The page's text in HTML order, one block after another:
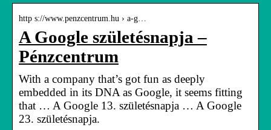
http s://www.penzcentrum.hu › a-g…
A Google születésnapja –
Pénzcentrum
With a company that’s got fun as deeply
embedded in its DNA as Google, it seems fitting
that … A Google 13. születésnapja … A Google
23. születésnapja.